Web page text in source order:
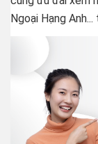
Ngoại Hạng